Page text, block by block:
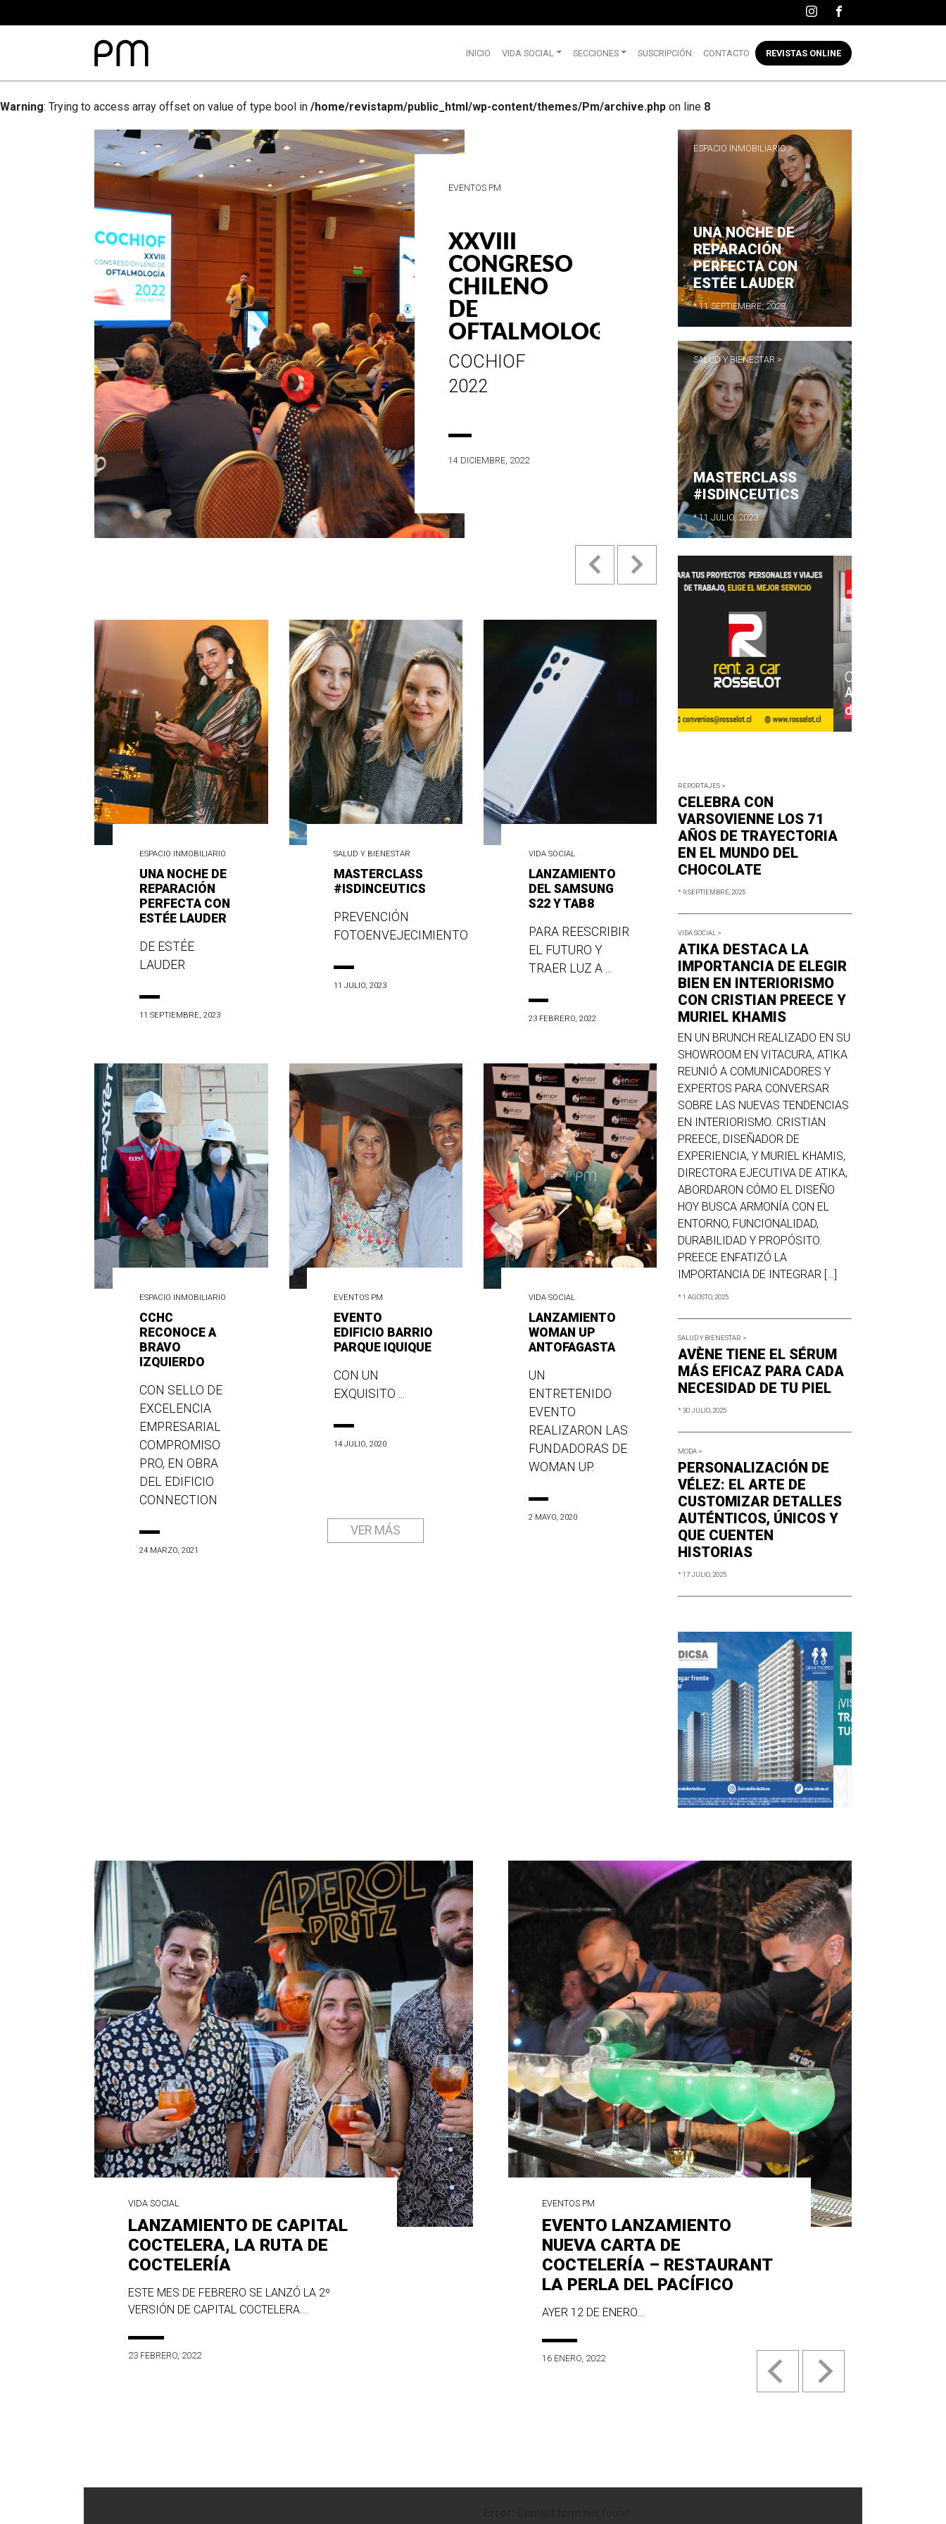
INICIO VIDA SOCIAL SECCIONES SUSCRIPCIÓN CONTACTO REVISTAS ONLINE
Warning: Trying to access array offset on value of type bool in /home/revistapm/public_html/wp-content/themes/Pm/archive.php on line 8
CELEBRA
SUS 75
ESTILO E
HISTORIA
Previous Next
ESPACIO INMOBILIARIO
UNA NOCHE DE
REPARACIÓN
PERFECTA CON
ESTÉE LAUDER
DE ESTÉE
LAUDER
11 SEPTIEMBRE, 2023
SALUD Y BIENESTAR
MASTERCLASS
#ISDINCEUTICS
PREVENCIÓN
FOTOENVEJECIMIENTO
11 JULIO, 2023
VIDA SOCIAL
LANZAMIENTO
DEL SAMSUNG
S22 Y TAB8
PARA REESCRIBIR
EL FUTURO Y
TRAER LUZ A ...
23 FEBRERO, 2022
ESPACIO INMOBILIARIO
CCHC
RECONOCE A
BRAVO
IZQUIERDO
CON SELLO DE
EXCELENCIA
EMPRESARIAL
COMPROMISO
PRO, EN OBRA
DEL EDIFICIO
CONNECTION
24 MARZO, 2021
EVENTOS PM
EVENTO
EDIFICIO BARRIO
PARQUE IQUIQUE
CON UN
EXQUISITO ...
14 JULIO, 2020
VIDA SOCIAL
LANZAMIENTO
WOMAN UP
ANTOFAGASTA
UN
ENTRETENIDO
EVENTO
REALIZARON LAS
FUNDADORAS DE
WOMAN UP.
2 MAYO, 2020
VER MÁS
ESPACIO INMOBILIARIO >
UNA NOCHE DE
REPARACIÓN
PERFECTA CON
ESTÉE LAUDER
* 11 SEPTIEMBRE, 2023
SALUD Y BIENESTAR >
MASTERCLASS
#ISDINCEUTICS
* 11 JULIO, 2023
REPORTAJES >
CELEBRA CON
VARSOVIENNE LOS 71
AÑOS DE TRAYECTORIA
EN EL MUNDO DEL
CHOCOLATE
* 9 SEPTIEMBRE, 2025
VIDA SOCIAL >
ATIKA DESTACA LA
IMPORTANCIA DE ELEGIR
BIEN EN INTERIORISMO
CON CRISTIAN PREECE Y
MURIEL KHAMIS
EN UN BRUNCH REALIZADO EN SU
SHOWROOM EN VITACURA, ATIKA
REUNIÓ A COMUNICADORES Y
EXPERTOS PARA CONVERSAR
SOBRE LAS NUEVAS TENDENCIAS
EN INTERIORISMO. CRISTIAN
PREECE, DISEÑADOR DE
EXPERIENCIA, Y MURIEL KHAMIS,
DIRECTORA EJECUTIVA DE ATIKA,
ABORDARON CÓMO EL DISEÑO
HOY BUSCA ARMONÍA CON EL
ENTORNO, FUNCIONALIDAD,
DURABILIDAD Y PROPÓSITO.
PREECE ENFATIZÓ LA
IMPORTANCIA DE INTEGRAR […]
* 1 AGOSTO, 2025
SALUD Y BIENESTAR >
AVÈNE TIENE EL SÉRUM
MÁS EFICAZ PARA CADA
NECESIDAD DE TU PIEL
* 30 JULIO, 2025
MODA >
PERSONALIZACIÓN DE
VÉLEZ: EL ARTE DE
CUSTOMIZAR DETALLES
AUTÉNTICOS, ÚNICOS Y
QUE CUENTEN
HISTORIAS
* 17 JULIO, 2025
VIDA SOCIAL
LANZAMIENTO DE CAPITAL
COCTELERA, LA RUTA DE
COCTELERÍA
ESTE MES DE FEBRERO SE LANZÓ LA 2º
VERSIÓN DE CAPITAL COCTELERA...
23 FEBRERO, 2022
EVENTOS PM
EVENTO LANZAMIENTO
NUEVA CARTA DE
COCTELERÍA – RESTAURANT
LA PERLA DEL PACÍFICO
AYER 12 DE ENERO...
16 ENERO, 2022